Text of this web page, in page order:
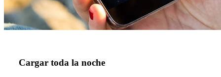
Cargar toda la noche